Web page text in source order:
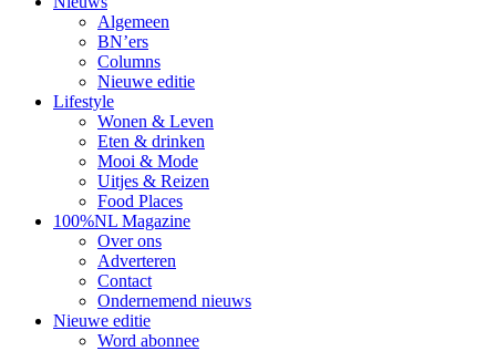
Algemeen
BN’ers
Columns
Nieuwe editie
Lifestyle
Wonen & Leven
Eten & drinken
Mooi & Mode
Uitjes & Reizen
Food Places
100%NL Magazine
Over ons
Adverteren
Contact
Ondernemend nieuws
Nieuwe editie
Word abonnee